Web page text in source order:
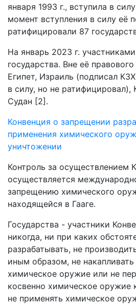
января 1993 г., вступила в
момент вступления в силу её
ратифицировали 87
На январь 2023 г.
государства. Вне её
Египет, Израиль (подписал
в силу, но не
Судан [2].
Конвенция о запрещении
применения химического
уничтожении
Контроль за осуществлением
осуществляется
запрещению химического
находящейся в Гааге.
Государства - участники
никогда, ни при каких
разрабатывать, не
иным образом, не
химическое оружие или не
косвенно химическое оружие
не применять химическое